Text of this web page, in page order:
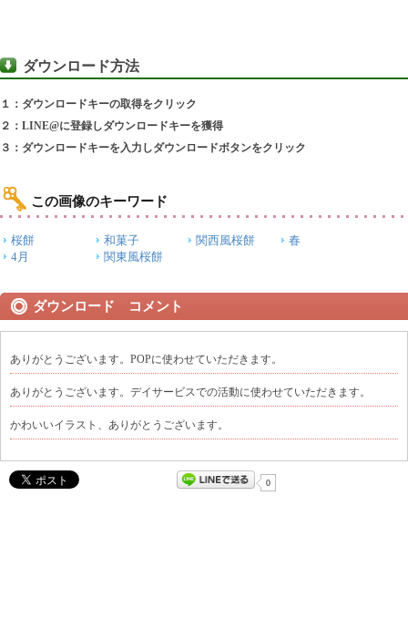
ダウンロード方法
１：ダウンロードキーの取得をクリック
２：LINE@に登録しダウンロードキーを獲得
３：ダウンロードキーを入力しダウンロードボタンをクリック
この画像のキーワード
桜餅 和菓子 関西風桜餅
春
4月
関東風桜餅
ダウンロード コメント
ありがとうございます。POPに使わせていただきます。
ありがとうございます。デイサービスでの活動に使わせていただきます。
かわいいイラスト、ありがとうございます。
0